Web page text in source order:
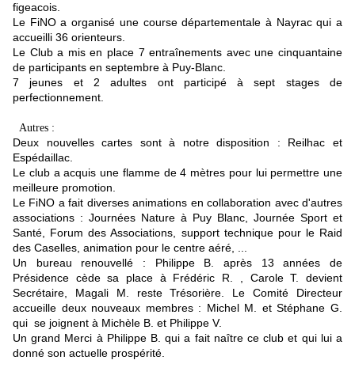
figeacois.
Le FiNO a organisé une course départementale à Nayrac qui a
accueilli 36 orienteurs.
Le Club a mis en place 7 entraînements avec une cinquantaine
de participants en septembre à Puy-Blanc.
7 jeunes et 2 adultes ont participé à sept stages de
perfectionnement.
Autres :
Deux nouvelles cartes sont à notre disposition : Reilhac et
Espédaillac.
Le club a acquis une flamme de 4 mètres pour lui permettre une
meilleure promotion.
Le FiNO a fait diverses animations en collaboration avec d'autres
associations : Journées Nature à Puy Blanc, Journée Sport et
Santé, Forum des Associations, support technique pour le Raid
des Caselles, animation pour le centre aéré, ...
Un bureau renouvellé : Philippe B. après 13 années de
Présidence cède sa place à Frédéric R. , Carole T. devient
Secrétaire, Magali M. reste Trésorière. Le Comité Directeur
accueille deux nouveaux membres : Michel M. et Stéphane G.
qui se joignent à Michèle B. et Philippe V.
Un grand Merci à Philippe B. qui a fait naître ce club et qui lui a
donné son actuelle prospérité.